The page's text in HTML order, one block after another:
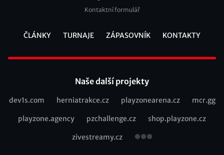
Kontaktní formulář
ČLÁNKY TURNAJE ZÁPASOVNÍK KONTAKTY
Naše další projekty
Recommended
dev1s.com herniatrakce.cz playzonearena.cz mcr.gg
playzone.agency pzchallenge.cz shop.playzone.cz
zivestreamy.cz